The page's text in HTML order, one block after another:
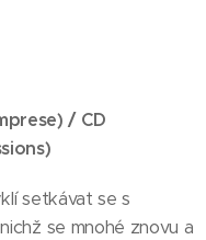
/ CD
setkávat se s
se mnohé znovu a